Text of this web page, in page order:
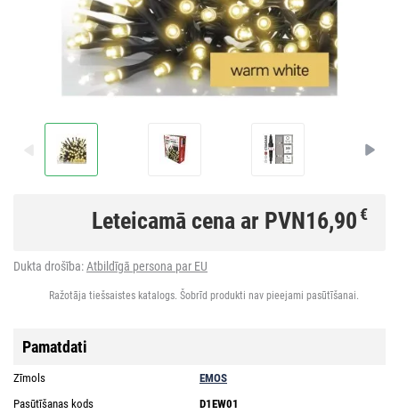
Leteicamā cena ar PVN16,90€
Dukta drošība:Atbildīgā persona par EU
Ražotāja tiešsaistes katalogs. Šobrīd produkti nav pieejami pasūtīšanai.
Pamatdati
Zīmols
EMOS
Pasūtīšanas kods
D1EW01